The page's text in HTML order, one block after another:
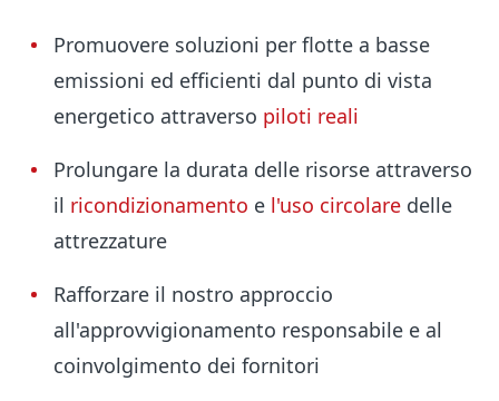
Promuovere soluzioni per flotte a basse
emissioni ed efficienti dal punto di vista
energetico attraverso piloti reali
Prolungare la durata delle risorse attraverso
il ricondizionamento e l'uso circolare delle
attrezzature
Rafforzare il nostro approccio
all'approvvigionamento responsabile e al
coinvolgimento dei fornitori